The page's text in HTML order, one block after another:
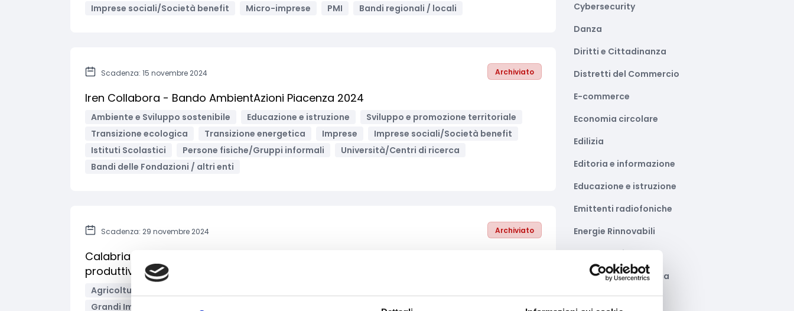
Imprese sociali/Società benefit
Micro-imprese PMI Bandi regionali / locali
Scadenza: 15 novembre 2024 Archiviato
Iren Collabora - Bando AmbientAzioni Piacenza 2024
Ambiente e Sviluppo sostenibile Educazione e istruzione
Sviluppo e promozione territoriale
Transizione ecologica
Transizione energetica Imprese
Imprese sociali/Società benefit
Istituti Scolastici
Persone fisiche/Gruppi informali
Università/Centri di ricerca
Bandi delle Fondazioni / altri enti
Scadenza: 29 novembre 2024 Archiviato
Calabria - “Intervento SRD06" – Azione 2. Investimenti per il ripristino del potenziale
produttivo zootecnico danneggiato da epizoozie/zoonosi
Agricoltura e sviluppo rurale
Grandi Imprese
Micro-imprese
Cybersecurity
Danza
Diritti e Cittadinanza
Distretti del Commercio
E-commerce
Economia circolare
Edilizia
Editoria e informazione
Educazione e istruzione
Emittenti radiofoniche
Energie Rinnovabili
Farmaceutico
Farmacia e/o chimica
Fashion